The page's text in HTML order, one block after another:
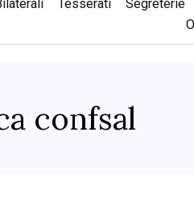
Tesserati Segreterie
confsal